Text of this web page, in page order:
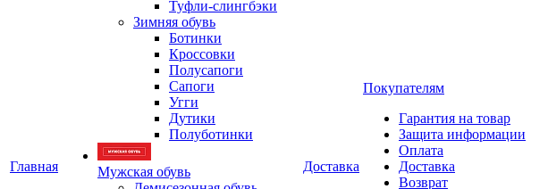
Главная
Туфли-слингбэки
Зимняя обувь
Ботинки
Кроссовки
Полусапоги
Сапоги
Угги
Дутики
Полуботинки
Мужская обувь
Доставка
Покупателям
Гарантия на товар
Защита информации
Оплата
Доставка
Возврат